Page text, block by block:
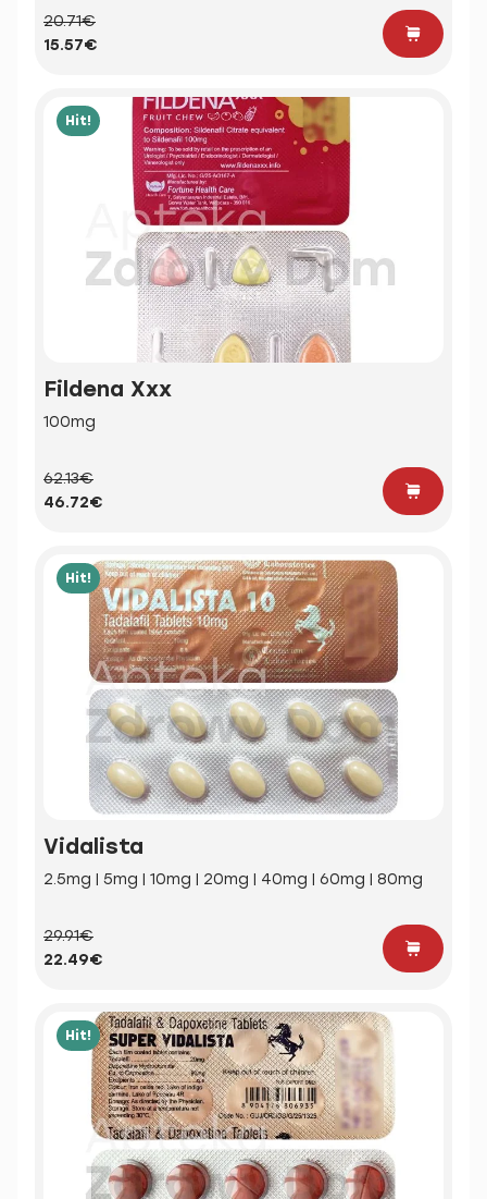
20.71€
15.57€
Hit!
Fildena Xxx
100mg
62.13€
46.72€
Hit!
Vidalista
2.5mg | 5mg | 10mg | 20mg | 40mg | 60mg | 80mg
29.91€
22.49€
Hit!